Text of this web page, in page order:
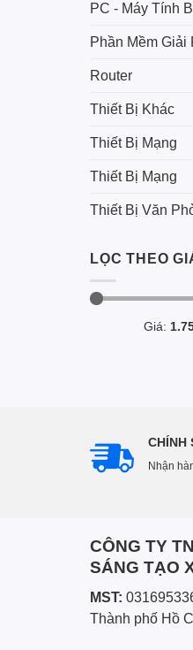
PC - Máy Tính
Phần Mềm Giải
Router
Thiết Bị Khác
Thiết Bị Mạng
Thiết Bị Mạng
Thiết Bị Văn
LỌC THEO
Giá:
CHÍNH
Nhận
CÔNG TY
SÁNG TẠO
MST:
Thành phố Hồ